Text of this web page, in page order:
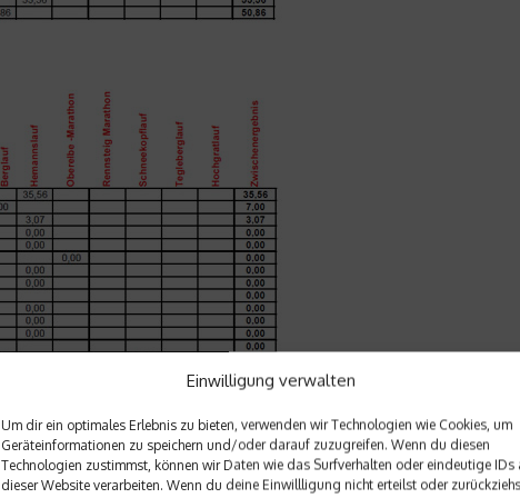
Einwilligung verwalten
Um dir ein optimales Erlebnis zu bieten, verwenden wir Technologien wie Cookies, um
Geräteinformationen zu speichern und/oder darauf zuzugreifen. Wenn du diesen
Technologien zustimmst, können wir Daten wie das Surfverhalten oder eindeutige IDs
dieser Website verarbeiten. Wenn du deine Einwillligung nicht erteilst oder